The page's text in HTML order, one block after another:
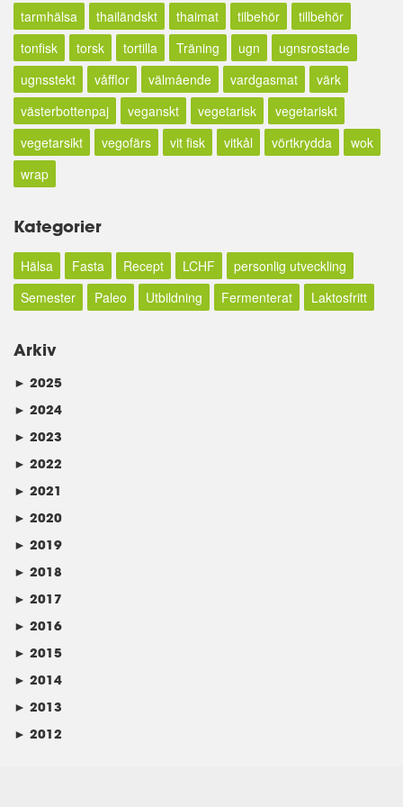
tarmhälsa
thailändskt thaimat tilbehör
tillbehör
tonfisk
torsk tortilla Träning ugn
ugnsrostade
ugnsstekt
våfflor välmående vardgasmat
värk
västerbottenpaj
veganskt vegetarisk
vegetariskt
vegetarsikt
vegofärs vit fisk vitkål vörtkrydda
wok
wrap
Kategorier
Hälsa Fasta Recept LCHF
personlig utveckling
Semester
Paleo Utbildning Fermenterat Laktosfritt
Arkiv
► 2025
► 2024
► 2023
► 2022
► 2021
► 2020
► 2019
► 2018
► 2017
► 2016
► 2015
► 2014
► 2013
► 2012